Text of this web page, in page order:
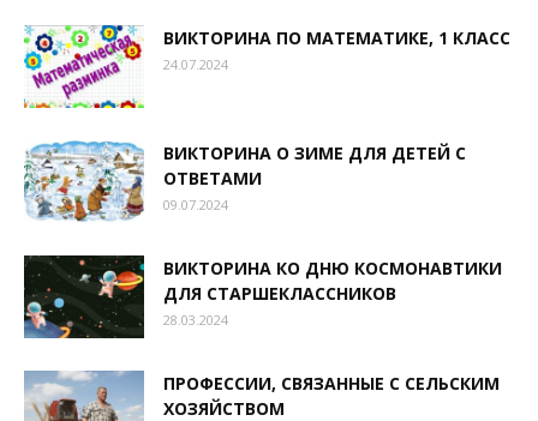
ВИКТОРИНА ПО МАТЕМАТИКЕ, 1 КЛАСС
24.07.2024
ВИКТОРИНА О ЗИМЕ ДЛЯ ДЕТЕЙ С
ОТВЕТАМИ
09.07.2024
ВИКТОРИНА КО ДНЮ КОСМОНАВТИКИ
ДЛЯ СТАРШЕКЛАССНИКОВ
28.03.2024
ПРОФЕССИИ, СВЯЗАННЫЕ С СЕЛЬСКИМ
ХОЗЯЙСТВОМ